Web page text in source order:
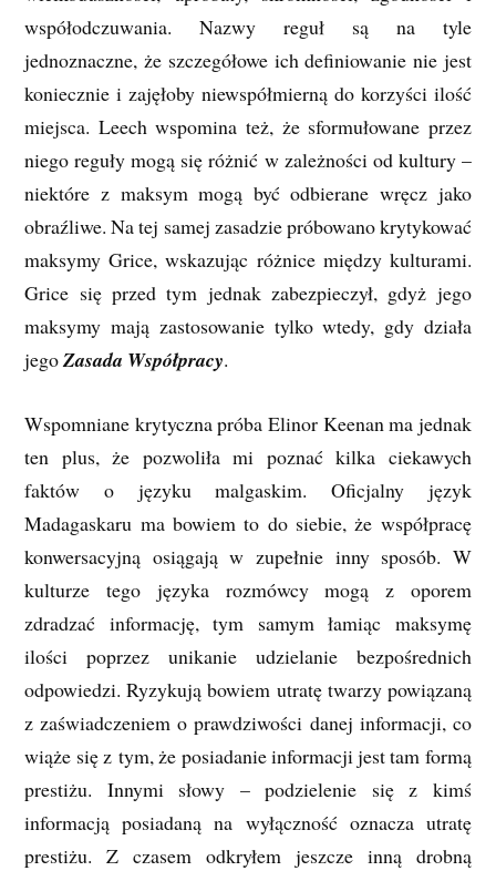
współodczuwania. Nazwy reguł są na tyle
jednoznaczne, że szczegółowe ich definiowanie nie jest
koniecznie i zajęłoby niewspółmierną do korzyści ilość
miejsca. Leech wspomina też, że sformułowane przez
niego reguły mogą się różnić w zależności od kultury –
niektóre z maksym mogą być odbierane wręcz jako
obraźliwe. Na tej samej zasadzie próbowano krytykować
maksymy Grice, wskazując różnice między kulturami.
Grice się przed tym jednak zabezpieczył, gdyż jego
maksymy mają zastosowanie tylko wtedy, gdy działa
jegoZasada Współpracy.
Wspomniane krytyczna próba Elinor Keenan ma jednak
ten plus, że pozwoliła mi poznać kilka ciekawych
faktów o języku malgaskim. Oficjalny język
Madagaskaru ma bowiem to do siebie, że współpracę
konwersacyjną osiągają w zupełnie inny sposób. W
kulturze tego języka rozmówcy mogą z oporem
zdradzać informację, tym samym łamiąc maksymę
ilości poprzez unikanie udzielanie bezpośrednich
odpowiedzi. Ryzykują bowiem utratę twarzy powiązaną
z zaświadczeniem o prawdziwości danej informacji, co
wiąże się z tym, że posiadanie informacji jest tam formą
prestiżu. Innymi słowy – podzielenie się z kimś
informacją posiadaną na wyłączność oznacza utratę
prestiżu. Z czasem odkryłem jeszcze inną drobną